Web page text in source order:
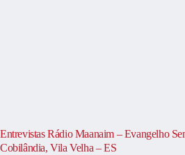
Entrevistas Rádio Maanaim – Evangelho
Cobilândia, Vila Velha – ES